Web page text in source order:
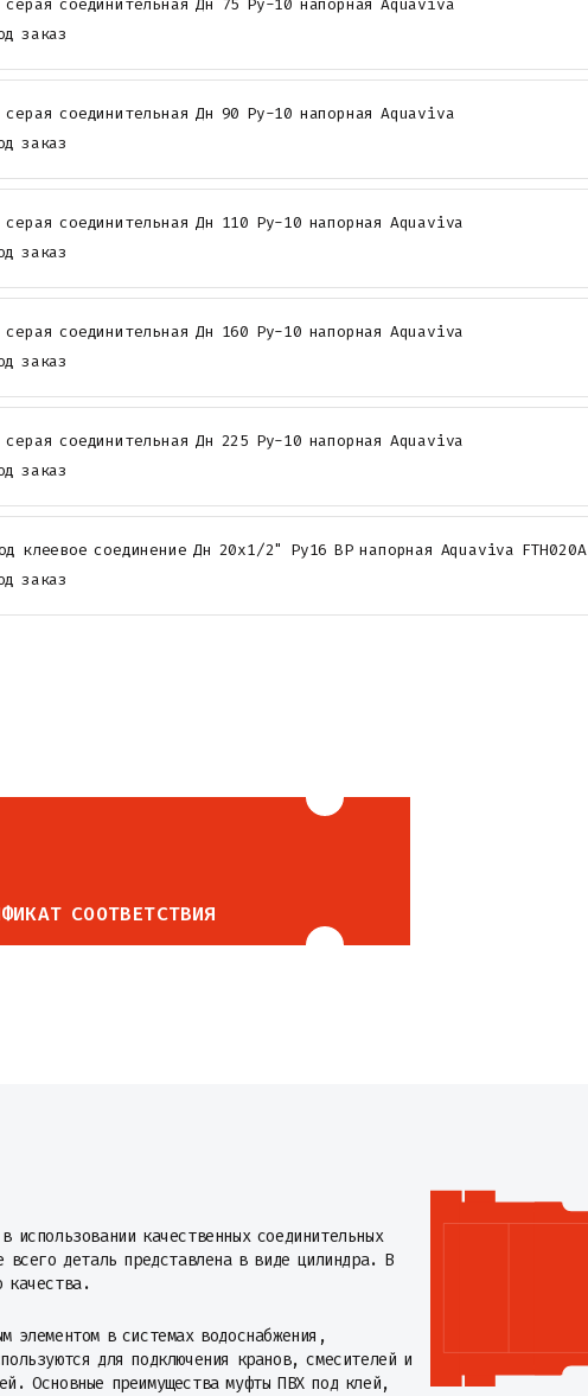
заказ
серая соединительная Дн 75 Ру-10 напорная Aquaviva
заказ
серая соединительная Дн 90 Ру-10 напорная Aquaviva
заказ
серая соединительная Дн 110 Ру-10 напорная Aquaviva
заказ
серая соединительная Дн 160 Ру-10 напорная Aquaviva
заказ
серая соединительная Дн 225 Ру-10 напорная Aquaviva
заказ
клеевое соединение Дн 20х1/2" Ру16 ВР напорная Aquaviva FTH020A
СООТВЕТСТВИЯ
использовании качественных соединительных
деталь представлена в виде цилиндра. В
качества.
элементом в системах водоснабжения,
для подключения кранов, смесителей и
Основные преимущества муфты ПВХ под клей,